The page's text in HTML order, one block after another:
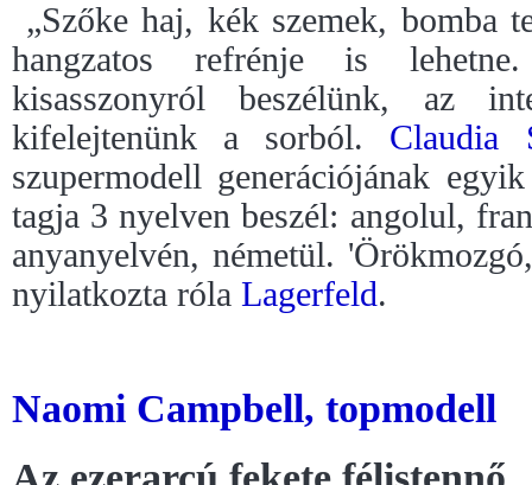
„Szőke haj, kék szemek, bomba
hangzatos refrénje is
kisasszonyról beszélünk, az
kifelejtenünk a sorból. Claudia
szupermodell generációjának
tagja 3 nyelven beszél: angolul,
anyanyelvén, németül.
nyilatkozta róla Lagerfeld.
Naomi Campbell, topmodell